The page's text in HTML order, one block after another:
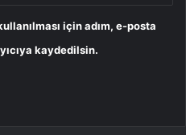
için adım, e-posta
kaydedilsin.